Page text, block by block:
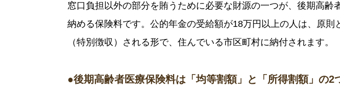
窓口負担以外の部分を賄うために必要な財源の一つが、後期高齢
納める保険料です。公的年金の受給額が18万円以上の人は、原則
（特別徴収）される形で、住んでいる市区町村に納付されます。
●後期高齢者医療保険料は「均等割額」と「所得割額」の2